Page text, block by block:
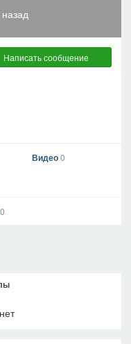
Написать сообщение
Видео0
0